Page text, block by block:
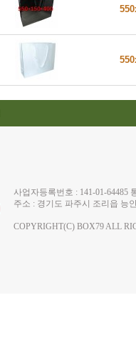
사업자등록번호 : 141-01-
주소 : 경기도 파주시 조리읍 능
COPYRIGHT(C) BOX79 ALL